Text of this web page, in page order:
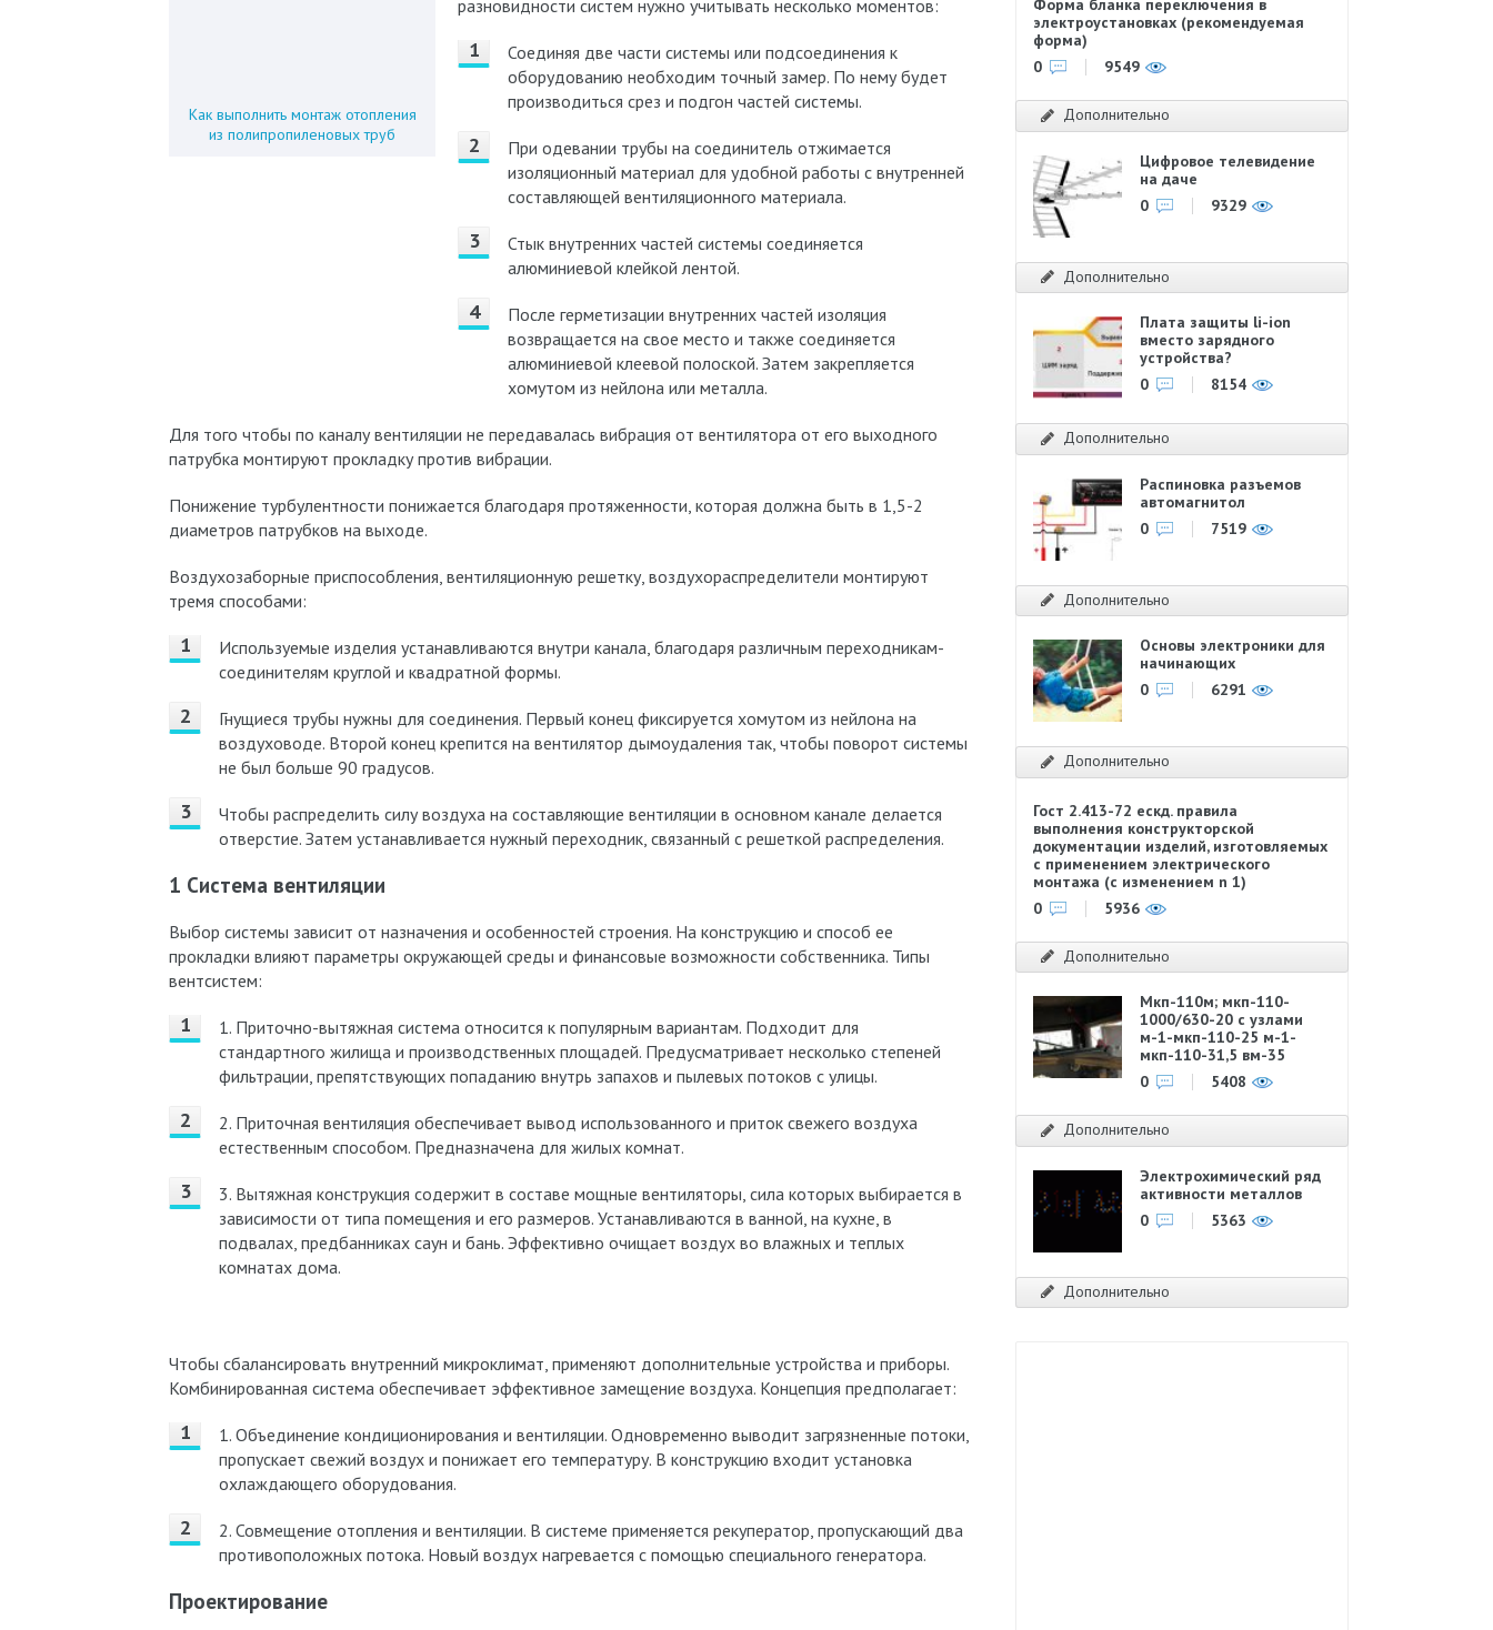
Как выполнить монтаж отопления
из полипропиленовых труб
разновидности систем нужно учитывать несколько моментов:
Соединяя две части системы или подсоединения к
оборудованию необходим точный замер. По нему будет
производиться срез и подгон частей системы.
При одевании трубы на соединитель отжимается
изоляционный материал для удобной работы с внутренней
составляющей вентиляционного материала.
Стык внутренних частей системы соединяется
алюминиевой клейкой лентой.
После герметизации внутренних частей изоляция
возвращается на свое место и также соединяется
алюминиевой клеевой полоской. Затем закрепляется
хомутом из нейлона или металла.
Для того чтобы по каналу вентиляции не передавалась вибрация от вентилятора от его выходного
патрубка монтируют прокладку против вибрации.
Понижение турбулентности понижается благодаря протяженности, которая должна быть в 1,5-2
диаметров патрубков на выходе.
Воздухозаборные приспособления, вентиляционную решетку, воздухораспределители монтируют
тремя способами:
Используемые изделия устанавливаются внутри канала, благодаря различным переходникам-
соединителям круглой и квадратной формы.
Гнущиеся трубы нужны для соединения. Первый конец фиксируется хомутом из нейлона на
воздуховоде. Второй конец крепится на вентилятор дымоудаления так, чтобы поворот системы
не был больше 90 градусов.
Чтобы распределить силу воздуха на составляющие вентиляции в основном канале делается
отверстие. Затем устанавливается нужный переходник, связанный с решеткой распределения.
1 Система вентиляции
Выбор системы зависит от назначения и особенностей строения. На конструкцию и способ ее
прокладки влияют параметры окружающей среды и финансовые возможности собственника. Типы
вентсистем:
1. Приточно-вытяжная система относится к популярным вариантам. Подходит для
стандартного жилища и производственных площадей. Предусматривает несколько степеней
фильтрации, препятствующих попаданию внутрь запахов и пылевых потоков с улицы.
2. Приточная вентиляция обеспечивает вывод использованного и приток свежего воздуха
естественным способом. Предназначена для жилых комнат.
3. Вытяжная конструкция содержит в составе мощные вентиляторы, сила которых выбирается в
зависимости от типа помещения и его размеров. Устанавливаются в ванной, на кухне, в
подвалах, предбанниках саун и бань. Эффективно очищает воздух во влажных и теплых
комнатах дома.
Чтобы сбалансировать внутренний микроклимат, применяют дополнительные устройства и приборы.
Комбинированная система обеспечивает эффективное замещение воздуха. Концепция предполагает:
1. Объединение кондиционирования и вентиляции. Одновременно выводит загрязненные потоки,
пропускает свежий воздух и понижает его температуру. В конструкцию входит установка
охлаждающего оборудования.
2. Совмещение отопления и вентиляции. В системе применяется рекуператор, пропускающий два
противоположных потока. Новый воздух нагревается с помощью специального генератора.
Проектирование
Форма бланка переключения в
электроустановках (рекомендуемая
форма)
0
9549
Дополнительно
Цифровое телевидение
на даче
0
9329
Дополнительно
Плата защиты li-ion
вместо зарядного
устройства?
0
8154
Дополнительно
Распиновка разъемов
автомагнитол
0
7519
Дополнительно
Основы электроники для
начинающих
0
6291
Дополнительно
Гост 2.413-72 ескд. правила
выполнения конструкторской
документации изделий, изготовляемых
с применением электрического
монтажа (с изменением n 1)
0
5936
Дополнительно
Мкп-110м; мкп-110-
1000/630-20 с узлами
м-1-мкп-110-25 м-1-
мкп-110-31,5 вм-35
0
5408
Дополнительно
Электрохимический ряд
активности металлов
0
5363
Дополнительно